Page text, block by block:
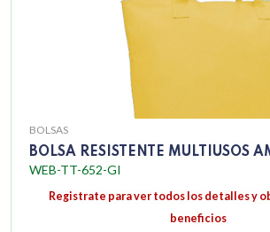
BOLSAS
BOLSA RESISTENTE MULTIUSOS
WEB-TT-652-GI
Registrate para ver todos los detalles y
beneficios